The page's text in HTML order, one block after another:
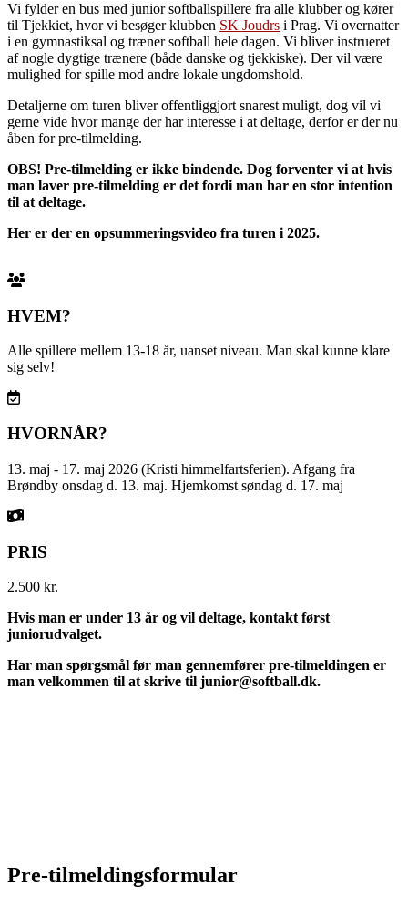
Vi fylder en bus med junior softballspillere fra alle klubber og kører
til Tjekkiet, hvor vi besøger klubben SK Joudrs i Prag. Vi overnatter
i en gymnastiksal og træner softball hele dagen. Vi bliver instrueret
af nogle dygtige trænere (både danske og tjekkiske). Der vil være
mulighed for spille mod andre lokale ungdomshold.
Detaljerne om turen bliver offentliggjort snarest muligt, dog vil vi
gerne vide hvor mange der har interesse i at deltage, derfor er der nu
åben for pre-tilmelding.
OBS! Pre-tilmelding er ikke bindende. Dog forventer vi at hvis
man laver pre-tilmelding er det fordi man har en stor intention
til at deltage.
Her er der en opsummeringsvideo fra turen i 2025.
HVEM?
Alle spillere mellem 13-18 år, uanset niveau. Man skal kunne klare
sig selv!
HVORNÅR?
13. maj - 17. maj 2026 (Kristi himmelfartsferien). Afgang fra
Brøndby onsdag d. 13. maj. Hjemkomst søndag d. 17. maj
PRIS
2.500 kr.
Hvis man er under 13 år og vil deltage, kontakt først
juniorudvalget.
Har man spørgsmål før man gennemfører pre-tilmeldingen er
man velkommen til at skrive til junior@softball.dk.
Pre-tilmeldingsformular